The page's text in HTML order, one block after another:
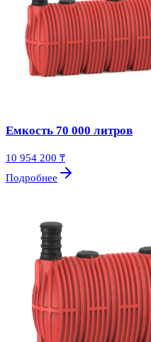
Емкость 70 000 литров
10 954 200 ₸
Подробнее